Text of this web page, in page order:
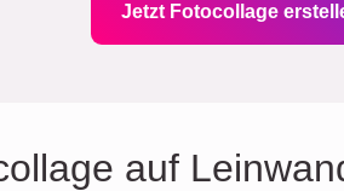
Jetzt Fotocollage
auf